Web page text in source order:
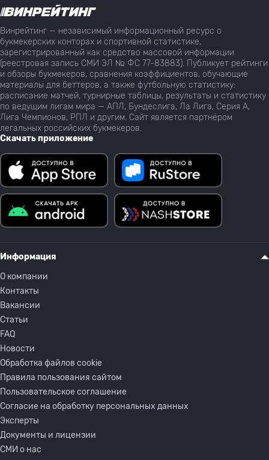
Винрейтинг — независимый информационный ресурс о
букмекерских конторах и спортивной статистике,
зарегистрированный как средство массовой информации
(реестровая запись СМИ ЭЛ № ФС 77-83883). Публикует рейтинги
и обзоры букмекеров, сравнения коэффициентов, обучающие
материалы для беттеров, а также футбольную статистику:
расписание матчей, турнирные таблицы, результаты и статистику
по ведущим лигам мира — АПЛ, Бундеслига, Ла Лига, Серия А,
Лига Чемпионов, РПЛ и другим. Сайт является партнёром
легальных российских букмекеров.
Скачать приложение
Информация
О компании
Контакты
Вакансии
Статьи
FAQ
Новости
Обработка файлов cookie
Правила пользования сайтом
Пользовательское соглашение
Согласие на обработку персональных данных
Эксперты
Документы и лицензии
СМИ о нас